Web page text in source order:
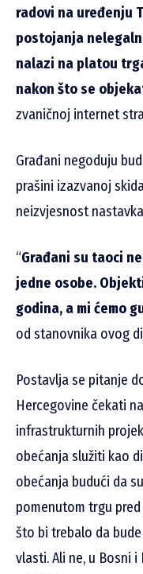
radovi na uređenju
postojanja
nalazi na platou
nakon što se
zvaničnoj internet
Građani negoduju
prašini izazvanoj
neizvjesnost
“Građani su taoci
jedne osobe.
godina, a mi ćemo
od stanovnika ovog
Postavlja se pitanje
Hercegovine čekati
infrastrukturnih
obećanja služiti kao
obećanja budući da
pomenutom trgu
što bi trebalo da
vlasti. Ali ne, u Bosni